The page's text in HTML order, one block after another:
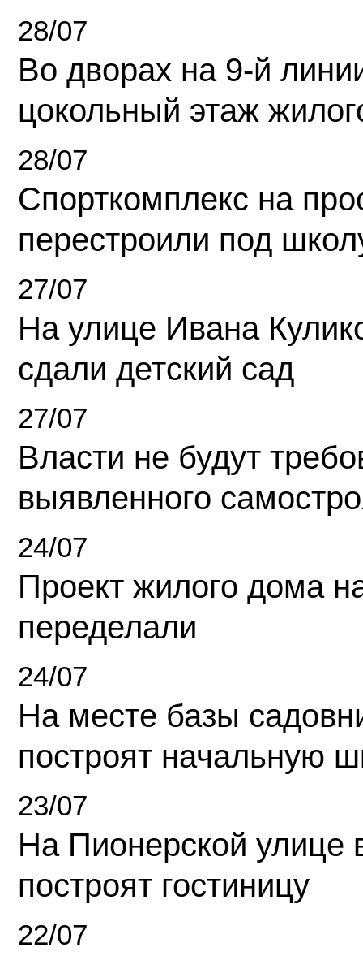
28/07
Во дворах на 9-й
цокольный этаж
28/07
Спорткомплекс на
перестроили под
27/07
На улице Ивана
сдали детский сад
27/07
Власти не будут
выявленного
24/07
Проект жилого дома
переделали
24/07
На месте базы
построят начальную
23/07
На Пионерской улице
построят гостиницу
22/07